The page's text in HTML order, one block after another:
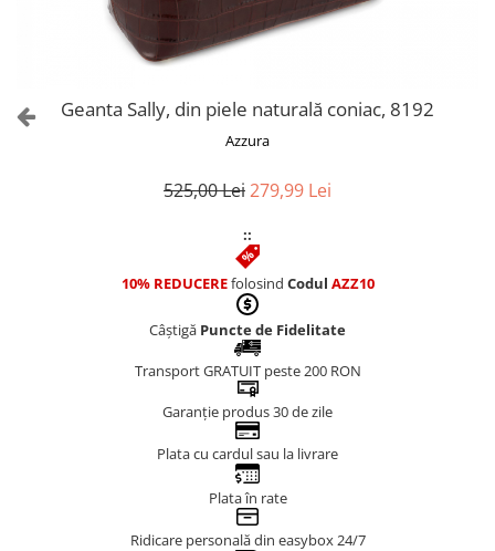
Genți AlbeGeanta Sally, din piele naturală coniac, 8192
Azzura
525,00 Lei279,99 Lei
::
10% REDUCEREfolosind Codul AZZ10
Câștigă Puncte de Fidelitate
Transport GRATUIT peste 200 RON
Garanție produs 30 de zile
Plata cu cardul sau la livrare
Plata în rate
Ridicare personală din easybox 24/7